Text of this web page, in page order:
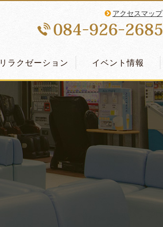
アクセスマップ
リラクゼーション イベント情報